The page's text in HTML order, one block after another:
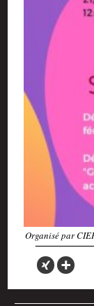
Orga­ni­sé par